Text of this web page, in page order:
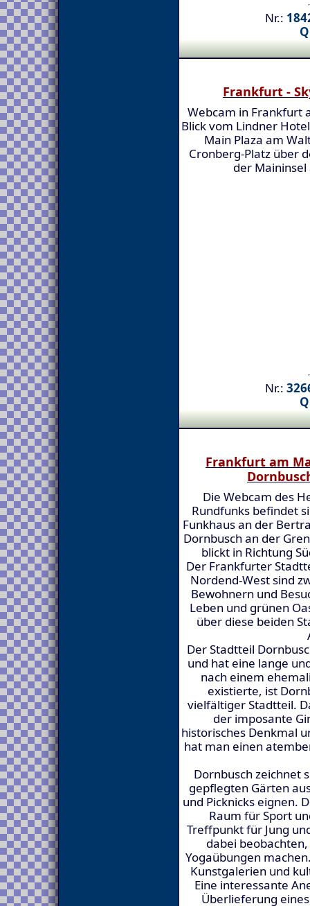
Nr.:
Frankfurt -
Webcam in Frankfurt
Blick vom Lindner
Main Plaza am
Cronberg-Platz über
der
Nr.:
Frankfurt am
Die Webcam des
Rundfunks befindet
Funkhaus an der
Dornbusch an der
blickt in Richtung
Der Frankfurter
Nordend-West sind
Bewohnern und
Leben und grünen
über diese beiden
Der Stadtteil
und hat eine lange
nach einem
existierte, ist
vielfältiger Stadtteil.
der imposante
historisches Denkmal
hat man einen
Dornbusch zeichnet
gepflegten Gärten
und Picknicks eignen.
Raum für Sport
Treffpunkt für Jung
dabei
Yogaübungen
Kunstgalerien und
Eine interessante
Überlieferung